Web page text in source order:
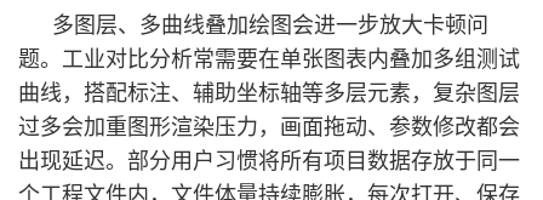
多图层、多曲线叠加绘图会进一步放大卡顿问
题。工业对比分析常需要在单张图表内叠加多组测试
曲线，搭配标注、辅助坐标轴等多层元素，复杂图层
过多会加重图形渲染压力，画面拖动、参数修改都会
出现延迟。部分用户习惯将所有项目数据存放于同一
个工程文件内，文件体量持续膨胀，每次打开、保存